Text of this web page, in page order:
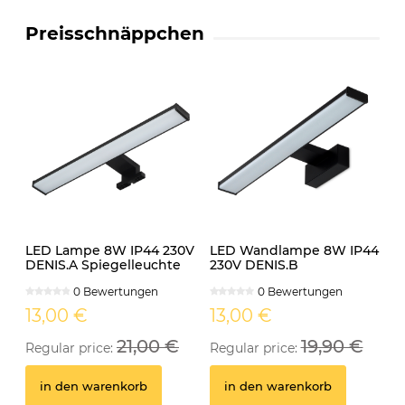
Preisschnäppchen
LED Lampe 8W IP44 230V
DENIS.A Spiegelleuchte
0 Bewertungen
13,00 €
Regular price: 21,00 €
in den warenkorb
LED Wandlampe 8W IP44
230V DENIS.B
0 Bewertungen
13,00 €
Regular price:19,90 €
in den warenkorb